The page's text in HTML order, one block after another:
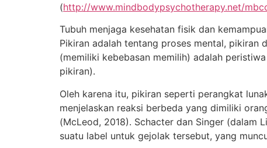
(http://www.mindbodypsychotherapy.net/
Tubuh menjaga kesehatan fisik dan
Pikiran adalah tentang proses mental, pikiran
(memiliki kebebasan memilih) adalah
pikiran).
Oleh karena itu, pikiran seperti perangkat
menjelaskan reaksi berbeda yang dimiliki
(McLeod, 2018). Schacter dan Singer (dalam
suatu label untuk gejolak tersebut, yang